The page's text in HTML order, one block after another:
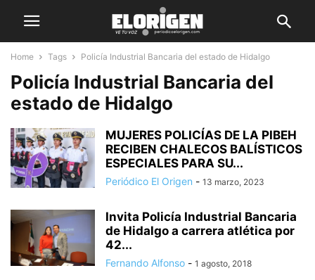
Home Tags Policía Industrial Bancaria del estado de Hidalgo
Policía Industrial Bancaria del
estado de Hidalgo
MUJERES POLICÍAS DE LA PIBEH
RECIBEN CHALECOS BALÍSTICOS
ESPECIALES PARA SU...
Periódico El Origen - 13 marzo, 2023
Invita Policía Industrial Bancaria
de Hidalgo a carrera atlética por
42...
Fernando Alfonso - 1 agosto, 2018